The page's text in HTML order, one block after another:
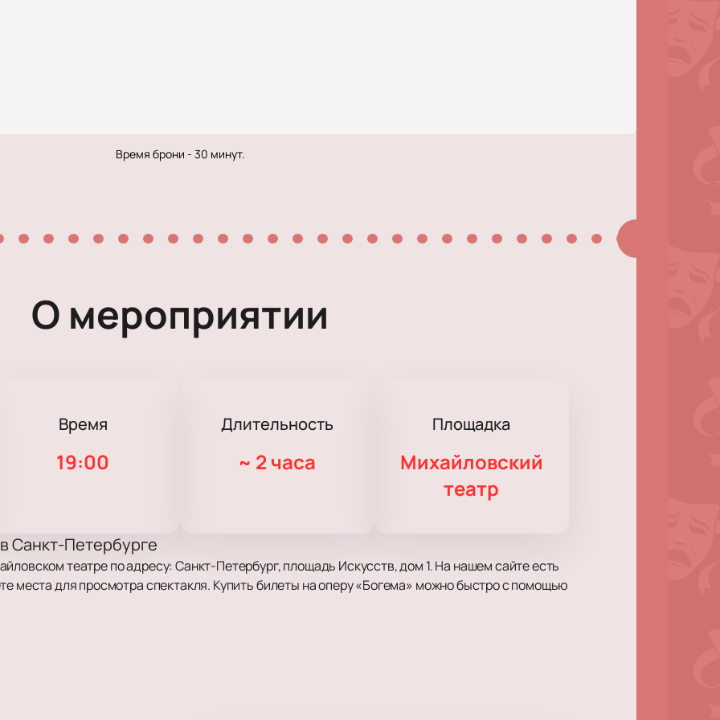
Время брони - 30 минут.
О мероприятии
Время
19:00
Длительность
~ 2 часа
Площадка
Михайловский
театр
Санкт-Петербурге
театре по адресу: Санкт-Петербург, площадь Искусств, дом 1. На нашем сайте есть
места для просмотра спектакля. Купить билеты на оперу «Богема» можно быстро с помощью